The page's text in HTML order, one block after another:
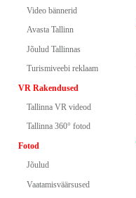
Video bännerid
Avasta Tallinn
Jõulud Tallinnas
Turismiveebi reklaam
VR Rakendused
Tallinna VR videod
Tallinna 360° fotod
Fotod
Jõulud
Vaatamisväärsused